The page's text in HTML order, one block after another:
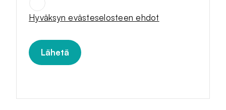
Hyväksyn evästeselosteen ehdot